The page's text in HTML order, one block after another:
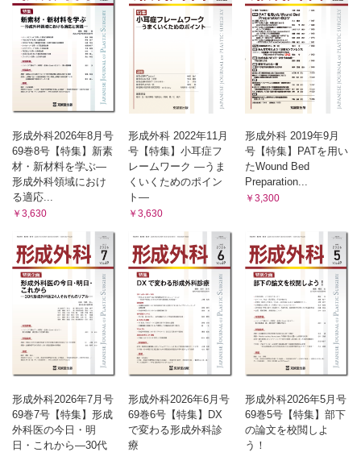
形成外科2026年8月号
69巻8号【特集】新素
材・新材料を学ぶ—
形成外科領域におけ
る適応...
￥3,630
形成外科 2022年11月
号【特集】小耳症フ
レームワーク ―うま
くいくためのポイン
ト―
￥3,630
形成外科 2019年9月
号【特集】PATを用い
たWound Bed
Preparation...
￥3,300
形成外科2026年7月号
69巻7号【特集】形成
外科医の今日・明
日・これから―30代
形成外科2026年6月号
69巻6号【特集】DX
で変わる形成外科診
療
形成外科2026年5月号
69巻5号【特集】部下
の論文を校閲しよ
う！